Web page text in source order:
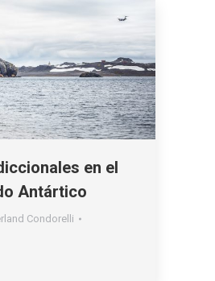
en el
Antártico
Condorelli